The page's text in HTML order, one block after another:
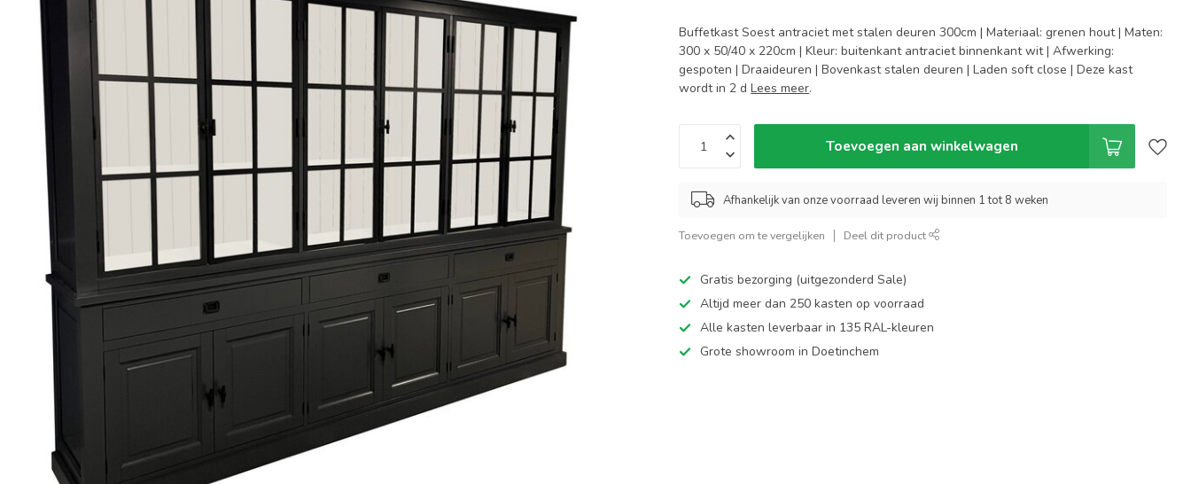
Buffetkast Soest antraciet met stalen deuren 300cm | Materiaal: grenen hout | Maten:
300 x 50/40 x 220cm | Kleur: buitenkant antraciet binnenkant wit | Afwerking:
gespoten | Draaideuren | Bovenkast stalen deuren | Laden soft close | Deze kast
wordt in 2 dLees meer.
Toevoegen aan winkelwagen
Afhankelijk van onze voorraad leveren wij binnen 1 tot 8 weken
Toevoegen om te vergelijken Deel dit product
Gratis bezorging (uitgezonderd Sale)
Altijd meer dan 250 kasten op voorraad
Alle kasten leverbaar in 135 RAL-kleuren
Grote showroom in Doetinchem